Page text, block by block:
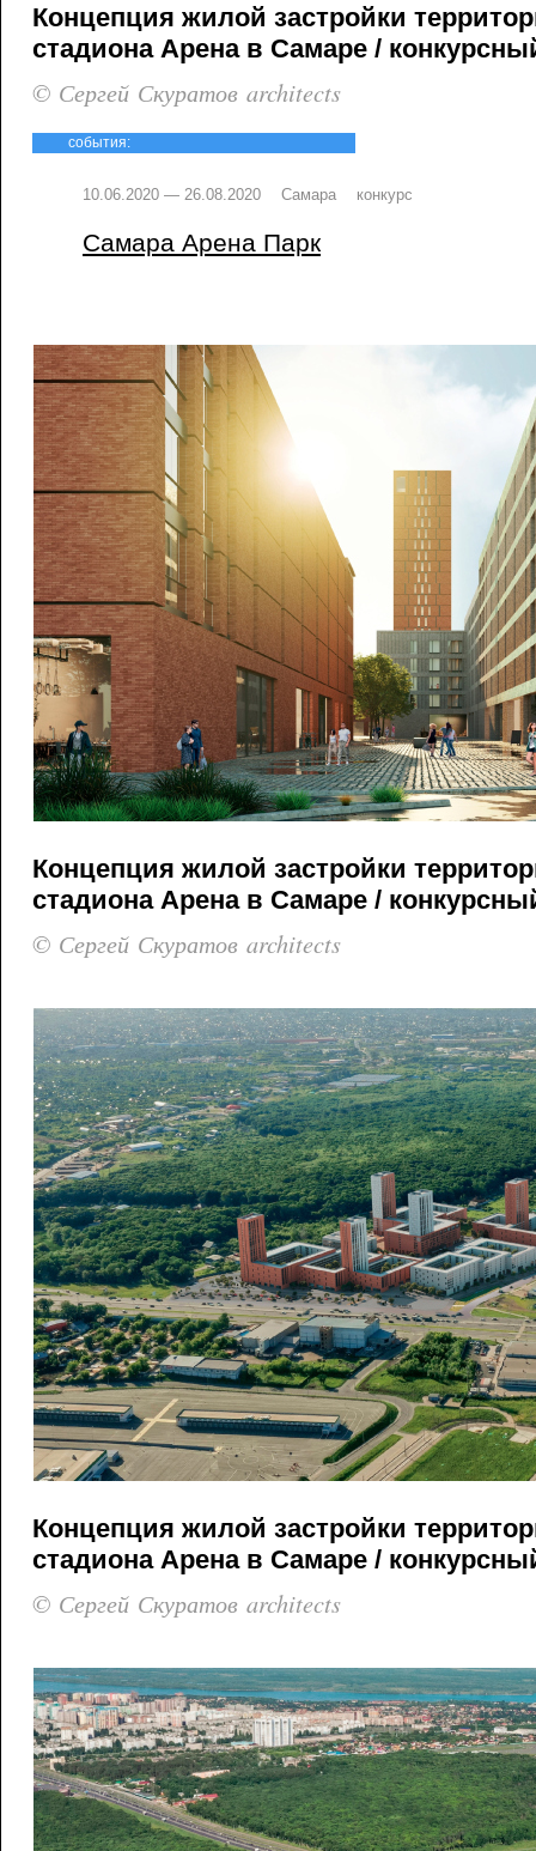
Концепция жилой застройки
стадиона Арена в Самаре /
© Сергей Скуратов architects
события:
10.06.2020 — 26.08.2020 Самара конкурс
Самара Арена Парк
Концепция жилой застройки
стадиона Арена в Самаре /
© Сергей Скуратов architects
Концепция жилой застройки
стадиона Арена в Самаре /
© Сергей Скуратов architects